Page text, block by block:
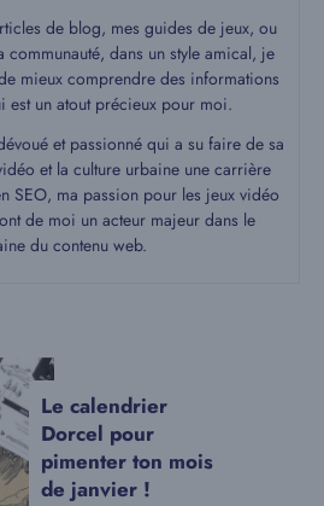
de blog, mes guides de jeux, ou
communauté, dans un style amical, je
mieux comprendre des informations
est un atout précieux pour moi.
et passionné qui a su faire de sa
et la culture urbaine une carrière
SEO, ma passion pour les jeux vidéo
de moi un acteur majeur dans le
du contenu web.
Le calendrier
Dorcel pour
pimenter ton mois
de janvier !